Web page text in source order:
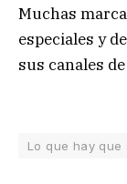
Muchas
especiales y
sus canales
Lo que hay que